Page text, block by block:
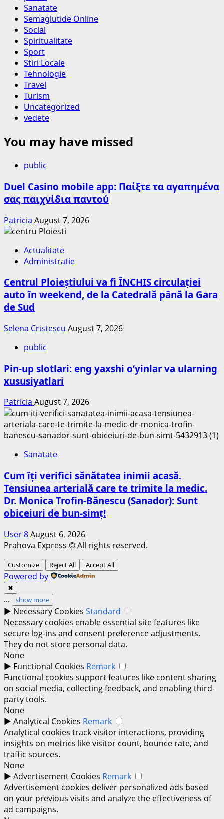
Sanatate
Semaglutide Online
Social
Spiritualitate
Sport
Stiri Locale
Tehnologie
Travel
Turism
Uncategorized
vedete
You may have missed
public
Duel Casino mobile app: Παίξτε τα αγαπημένα
σας παιχνίδια παντού
Patricia August 7, 2026
Actualitate
Administratie
Centrul Ploieștiului va fi ÎNCHIS circulației
auto în weekend, de la Catedrală până la Gara
de Sud
Selena Cristescu August 7, 2026
public
Pin-up slotlari: eng yaxshi o‘yinlar va ularning
xususiyatlari
Patricia August 7, 2026
Sanatate
Cum îți verifici sănătatea inimii acasă.
Tensiunea arterială care te trimite la medic.
Dr. Monica Trofin-Bănescu (Sanador): Sunt
obiceiuri de bun-simț!
User 8August 6, 2026
Prahova Express © All rights reserved.
Customize Reject All Accept All
Powered by
✖
... show more
► Necessary Cookies Standard
Necessary cookies enable essential site features like
secure log-ins and consent preference adjustments.
They do not store personal data.
None
► Functional Cookies Remark
Functional cookies support features like content sharing
on social media, collecting feedback, and enabling third-
party tools.
None
► Analytical Cookies Remark
Analytical cookies track visitor interactions, providing
insights on metrics like visitor count, bounce rate, and
traffic sources.
None
► Advertisement Cookies Remark
Advertisement cookies deliver personalized ads based
on your previous visits and analyze the effectiveness of
ad campaigns.